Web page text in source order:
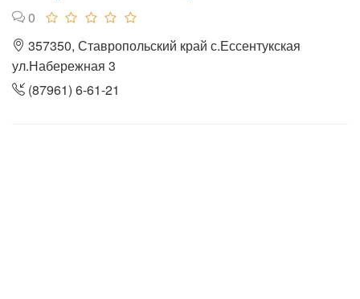
0
357350, Ставропольский край с.Ессентукская
ул.Набережная 3
(87961) 6-61-21